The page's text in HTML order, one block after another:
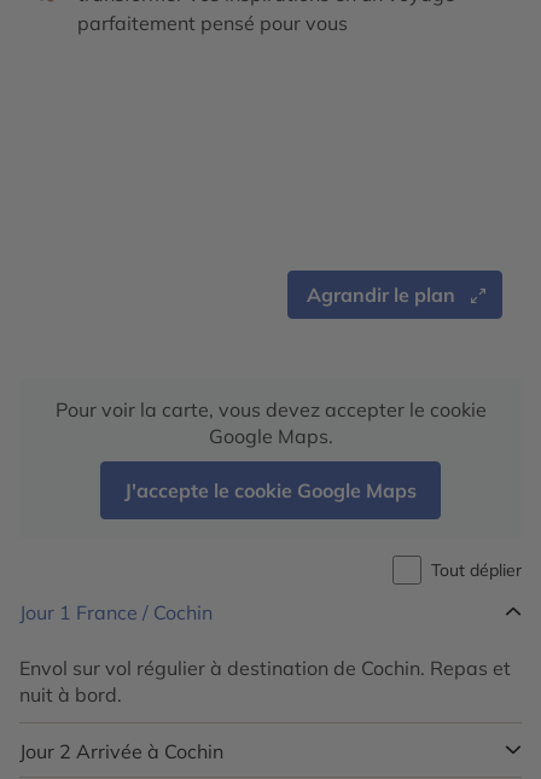
parfaitement pensé pour vous
Agrandir le plan
Pour voir la carte, vous devez accepter le cookie
Google Maps.
J'accepte le cookie Google Maps
Tout déplier
Jour 1 France / Cochin
Envol sur vol régulier à destination de Cochin. Repas et
nuit à bord.
Jour 2 Arrivée à Cochin